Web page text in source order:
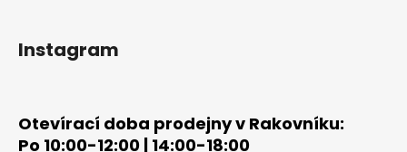
Instagram
Otevírací doba prodejny v Rakovníku:
Po 10:00-12:00 | 14:00-18:00